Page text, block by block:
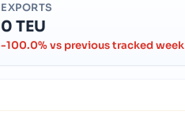
EXPORTS
0 TEU
-100.0% vs previous tracked week